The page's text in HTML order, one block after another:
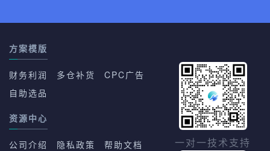
方案模版
财务利润 多仓补货
CPC广告
自助选品
资源中心
公司介绍 隐私政策
帮助文档
一对一技术支持